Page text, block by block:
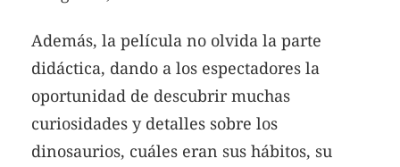
Además, la película no olvida la parte
didáctica, dando a los espectadores la
oportunidad de descubrir muchas
curiosidades y detalles sobre los
dinosaurios, cuáles eran sus hábitos, su